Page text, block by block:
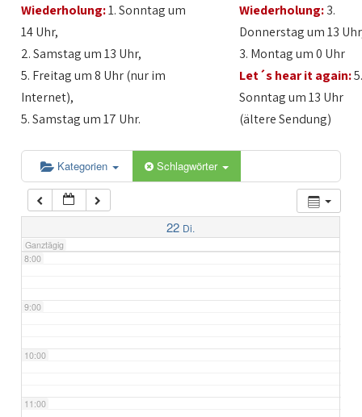
Wiederholung:1. Sonntag um
14 Uhr,
2. Samstag um 13 Uhr,
5. Freitag um 8 Uhr (nur im
Internet),
5. Samstag um 17 Uhr.
Wiederholung:3.
Donnerstag um 13
3. Montag um 0 Uhr
Let´s hear it again:
Sonntag um 13 Uhr
(ältere Sendung)
Kategorien Schlagwörter
22 Di.
Ganztägig
3:00
5:00
6:00
7:00
8:00
9:00
10:00
11:00